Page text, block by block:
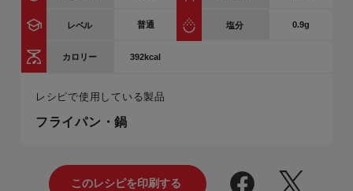
レベル 普通 塩分 0.9g
カロリー 392kcal
レシピで使用している製品
フライパン・鍋